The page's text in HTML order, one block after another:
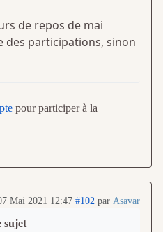
de repos de mai
participations, sinon
pour participer à la
Mai 2021 12:47 #102 par Asavar
sujet